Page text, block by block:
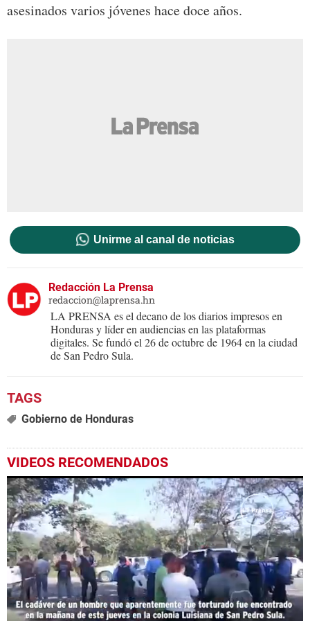
asesinados varios jóvenes hace doce años.
Unirme al canal de noticias
Redacción La Prensa
redaccion@laprensa.hn
LA PRENSA es el decano de los diarios impresos en
Honduras y líder en audiencias en las plataformas
digitales. Se fundó el 26 de octubre de 1964 en la ciudad
de San Pedro Sula.
Gobierno de Honduras
VIDEOS RECOMENDADOS